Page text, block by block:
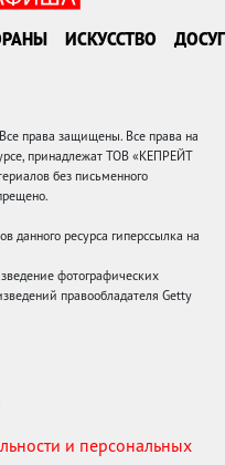
ИСКУССТВО ДОСУГ
права защищены. Все права на
принадлежат ТОВ «КЕПРЕЙТ
без письменного
данного ресурса гиперссылка на
фотографических
правообладателя Getty
и персональных